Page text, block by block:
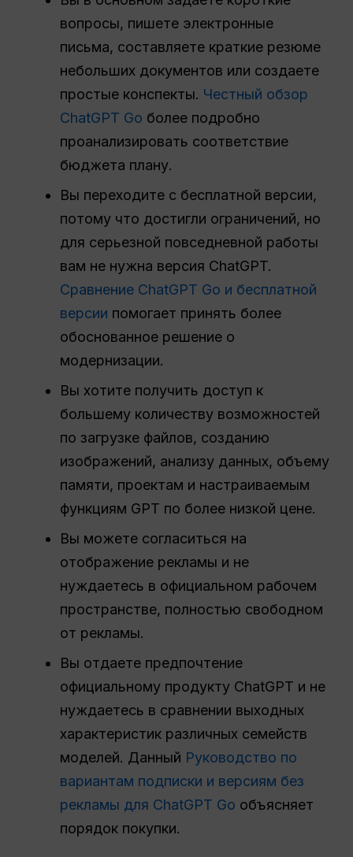
вопросы, пишете электронные
письма, составляете краткие резюме
небольших документов или создаете
простые конспекты. Честный обзор
ChatGPT Go более подробно
проанализировать соответствие
бюджета плану.
Вы переходите с бесплатной версии,
потому что достигли ограничений, но
для серьезной повседневной работы
вам не нужна версия ChatGPT.
Сравнение ChatGPT Go и бесплатной
версии помогает принять более
обоснованное решение о
модернизации.
Вы хотите получить доступ к
большему количеству возможностей
по загрузке файлов, созданию
изображений, анализу данных, объему
памяти, проектам и настраиваемым
функциям GPT по более низкой цене.
Вы можете согласиться на
отображение рекламы и не
нуждаетесь в официальном рабочем
пространстве, полностью свободном
от рекламы.
Вы отдаете предпочтение
официальному продукту ChatGPT и не
нуждаетесь в сравнении выходных
характеристик различных семейств
моделей. Данный Руководство по
вариантам подписки и версиям без
рекламы для ChatGPT Go объясняет
порядок покупки.